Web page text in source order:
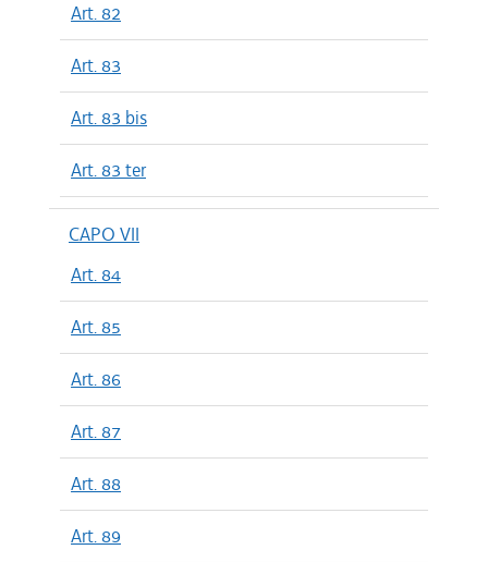
Art. 82
Art. 83
Art. 83 bis
Art. 83 ter
CAPO VII
Art. 84
Art. 85
Art. 86
Art. 87
Art. 88
Art. 89